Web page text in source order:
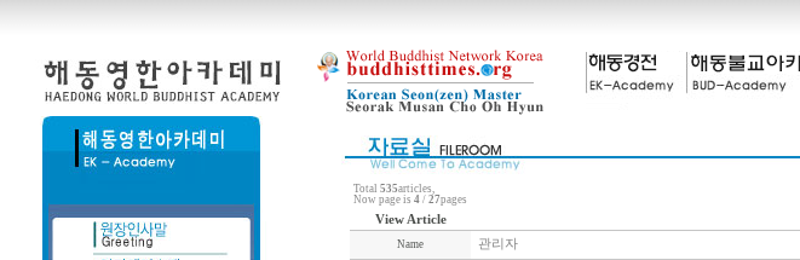
Total 535articles,
Now page is 4 / 27pages
View Article
Name 관리자